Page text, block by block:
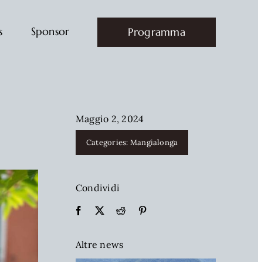
Sponsor Programma
Maggio 2, 2024
Categories: Mangialonga
Condividi
Altre news